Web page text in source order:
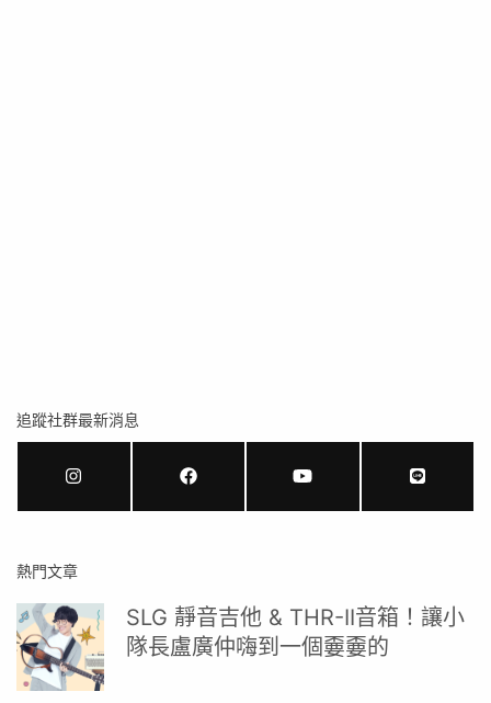
追蹤社群最新消息
熱門文章
SLG 靜音吉他 & THR-II音箱！讓小
隊長盧廣仲嗨到一個嫑嫑的